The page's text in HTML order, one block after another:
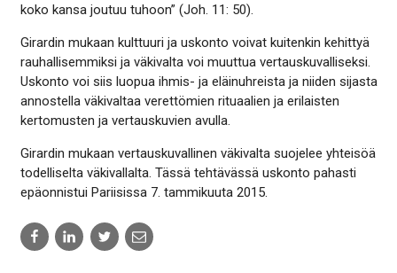
koko kansa joutuu tuhoon” (Joh. 11: 50).
Girardin mukaan kulttuuri ja uskonto voivat kuitenkin kehittyä
rauhallisemmiksi ja väkivalta voi muuttua vertauskuvalliseksi.
Uskonto voi siis luopua ihmis- ja eläinuhreista ja niiden sijasta
annostella väkivaltaa verettömien rituaalien ja erilaisten
kertomusten ja vertauskuvien avulla.
Girardin mukaan vertauskuvallinen väkivalta suojelee yhteisöä
todelliselta väkivallalta. Tässä tehtävässä uskonto pahasti
epäonnistui Pariisissa 7. tammikuuta 2015.
Share
to:
Share
to:
Share
to:
Share
to: